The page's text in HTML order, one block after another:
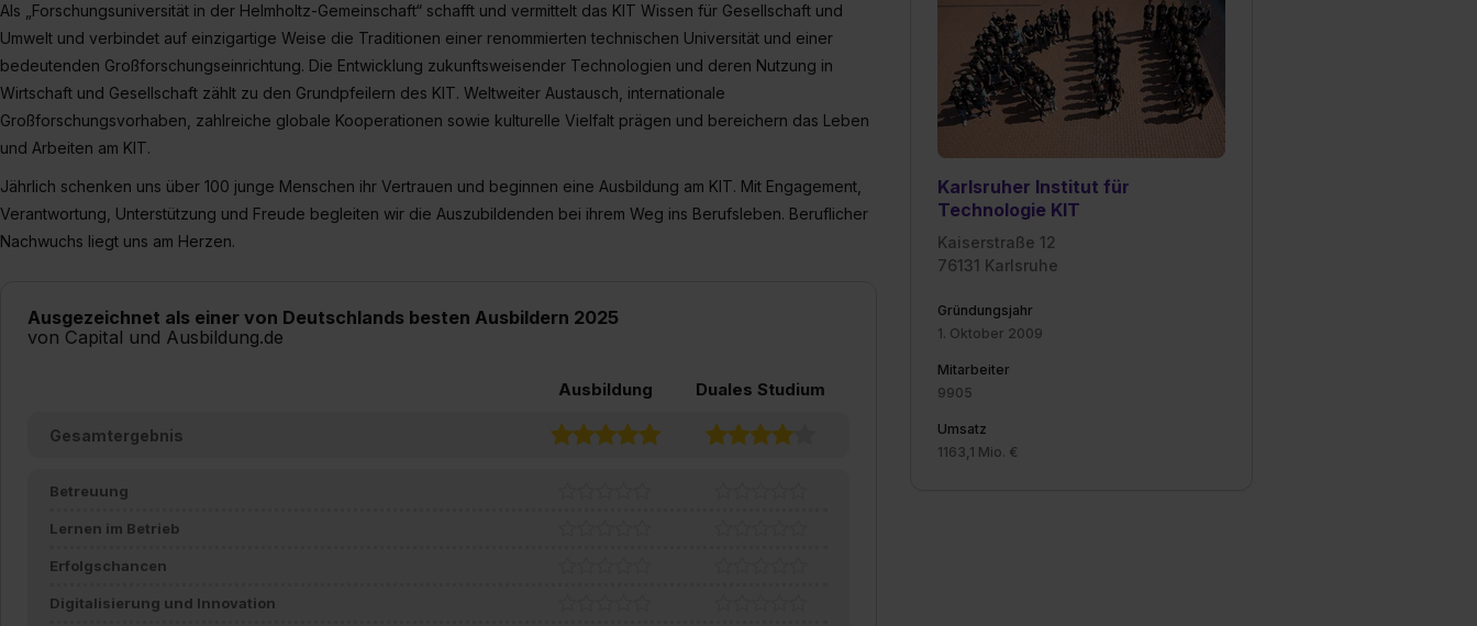
Karlsruher Institut für
Technologie KIT
Kaiserstraße 12
76131 Karlsruhe
Gründungsjahr
1. Oktober 2009
Mitarbeiter
9905
Umsatz
1163,1 Mio. €
Als „Forschungsuniversität in der Helmholtz-Gemeinschaft“ schafft und vermittelt das KIT Wissen für Gesellschaft und
Umwelt und verbindet auf einzigartige Weise die Traditionen einer renommierten technischen Universität und einer
bedeutenden Großforschungseinrichtung. Die Entwicklung zukunftsweisender Technologien und deren Nutzung in
Wirtschaft und Gesellschaft zählt zu den Grundpfeilern des KIT. Weltweiter Austausch, internationale
Großforschungsvorhaben, zahlreiche globale Kooperationen sowie kulturelle Vielfalt prägen und bereichern das Leben
und Arbeiten am KIT.
Jährlich schenken uns über 100 junge Menschen ihr Vertrauen und beginnen eine Ausbildung am KIT. Mit Engagement,
Verantwortung, Unterstützung und Freude begleiten wir die Auszubildenden bei ihrem Weg ins Berufsleben. Beruflicher
Nachwuchs liegt uns am Herzen.
Ausgezeichnet als einer von Deutschlands besten Ausbildern 2025
von Capital und Ausbildung.de
Ausbildung Duales Studium
Gesamtergebnis
Betreuung
Lernen im Betrieb
Erfolgschancen
Digitalisierung und Innovation